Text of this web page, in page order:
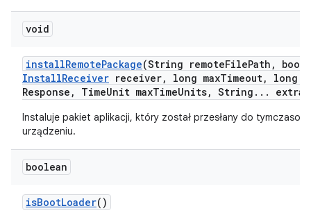
void
installRemotePackage(String remoteFilePath ,
InstallReceiver receiver, long maxTimeout,
long
Response , TimeUnit maxTimeUnits, String . . . extra
Instaluje pakiet aplikacji, który został przesłany do
urządzeniu.
boolean
isBootLoader()